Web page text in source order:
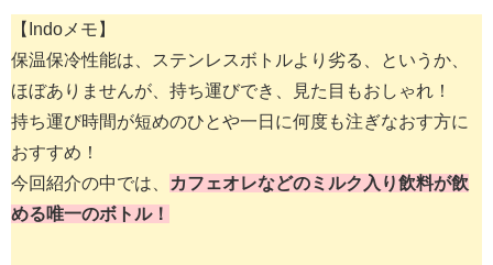
【Indoメモ】
保温保冷性能は、ステンレスボトルより劣る、というか、
ほぼありませんが、持ち運びでき、見た目もおしゃれ！
持ち運び時間が短めのひとや一日に何度も注ぎなおす方に
おすすめ！
今回紹介の中では、
カフェオレなどのミルク入り飲料が飲
める唯一のボトル！